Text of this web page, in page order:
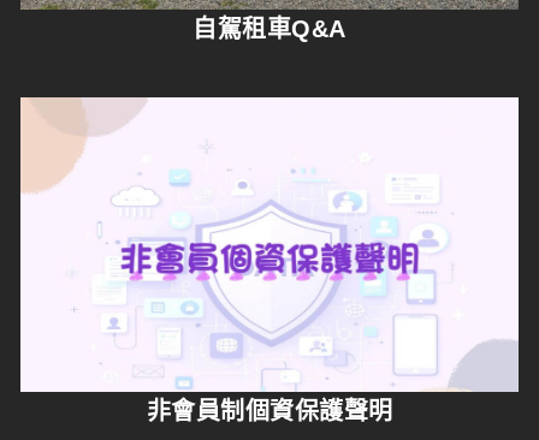
自駕租車Q&A
非會員制個資保護聲明